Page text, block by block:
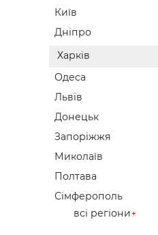
Київ
Дніпро
Харків
Одеса
Львів
Донецьк
Запоріжжя
Миколаїв
Полтава
Сімферополь
всі регіони